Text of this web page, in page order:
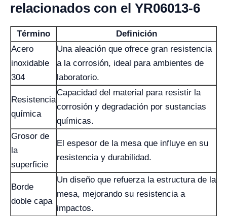
relacionados con el YR06013-6
Término
Definición
Acero
inoxidable
304
Una aleación que ofrece gran resistencia
a la corrosión, ideal para ambientes de
laboratorio.
Resistencia
química
Capacidad del material para resistir la
corrosión y degradación por sustancias
químicas.
Grosor de
la
superficie
El espesor de la mesa que influye en su
resistencia y durabilidad.
Borde
doble capa
Un diseño que refuerza la estructura de la
mesa, mejorando su resistencia a
impactos.